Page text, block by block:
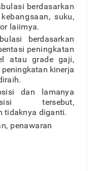
i berdasarkan
kebangsaan, suku,
laiimya.
i berdasarkan
i peningkatan
atau grade gaji,
peningkatan kinerja
idan lamanya
tersebut,
tidaknya diganti.
, penawaran